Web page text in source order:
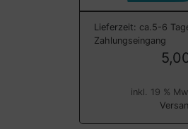
Lieferzeit: ca.5-6
Zahlungseingang
inkl. 19 %